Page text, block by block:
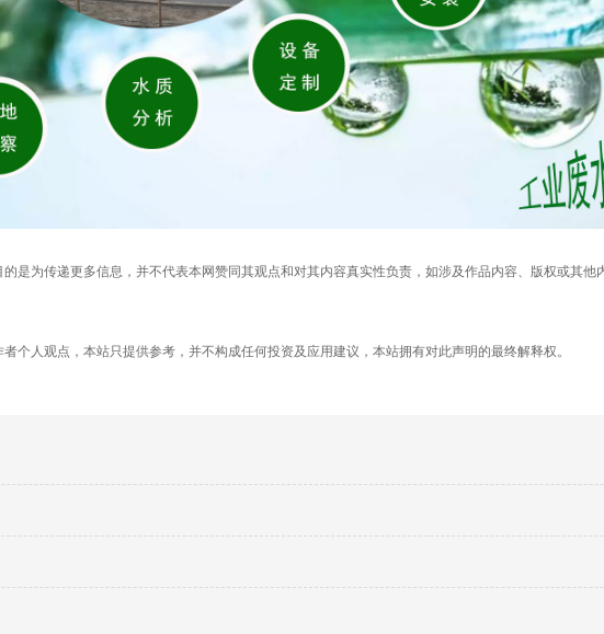
是为传递更多信息，并不代表本网赞同其观点和对其内容真实性负责，如涉及作品内容、版权或其
者个人观点，本站只提供参考，并不构成任何投资及应用建议，本站拥有对此声明的最终解释权。